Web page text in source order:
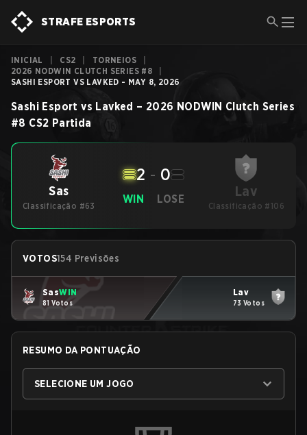
STRAFE ESPORTS
INICIAL CS2 TORNEIOS
2026 NODWIN CLUTCH SERIES #8
SASHI ESPORT VS LAVKED - MAY 8, 2026
Sashi Esport vs Lavked – 2026 NODWIN Clutch Series
#8 CS2 Partida
Sas
Classificação #63
WIN
2 - 0
LOSE Lav
Classificação #106
VOTOS154 Previsões
SasWIN
81 Votos
Lav
73 Votos
RESUMO DA PONTUAÇÃO
SELECIONE UM JOGO